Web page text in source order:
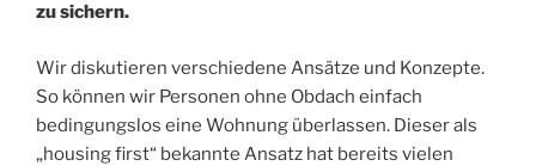
zu sichern.
Wir diskutieren verschiedene Ansätze und Konzepte.
So können wir Personen ohne Obdach einfach
bedingungslos eine Wohnung überlassen. Dieser als
„housing first“ bekannte Ansatz hat bereits vielen